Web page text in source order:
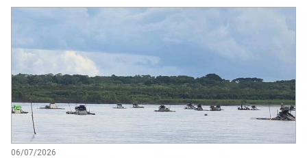
06/07/2026